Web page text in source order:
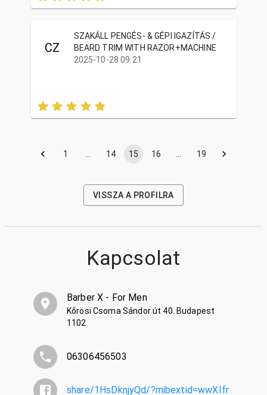
CZ
SZAKÁLL PENGÉS- & GÉPI IGAZÍTÁS /
BEARD TRIM WITH RAZOR+MACHINE
2025-10-28 09:21
1 … 14 15 16 … 19
VISSZA A PROFILRA
Kapcsolat
Barber X - For Men
Kőrösi Csoma Sándor út 40. Budapest
1102
06306456503
share/1HsDknjyQd/?mibextid=wwXIfr